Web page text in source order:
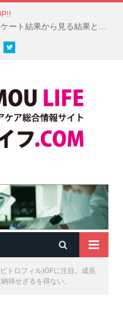
白髪対策は成功している？50代以上の女性100人のヘアケア調査結果が興味深い！
Twitter
トロフィル)GFに注目。成長
得せざるを得ない。